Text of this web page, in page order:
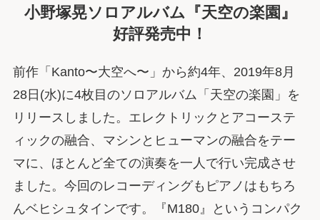
小野塚晃ソロアルバム『天空の楽園』
好評発売中！
前作「Kanto〜大空へ〜」から約4年、2019年8月
28日(水)に4枚目のソロアルバム「天空の楽園」を
リリースしました。エレクトリックとアコーステ
ィックの融合、マシンとヒューマンの融合をテー
マに、ほとんど全ての演奏を一人で行い完成させ
ました。今回のレコーディングもピアノはもちろ
んベヒシュタインです。『M180』というコンパク